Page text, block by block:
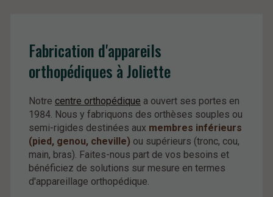
Fabrication d'appareils
orthopédiques à Joliette
Notre centre orthopédique a ouvert ses portes en
1984. Nous y fabriquons des orthèses souples ou
semi-rigides destinées aux membres inférieurs
(pied, genou, cheville) ou supérieurs (tronc, cou,
main, bras). Faites-nous part de vos besoins et
bénéficiez de solutions sur mesure en termes
d'appareillage orthopédique.